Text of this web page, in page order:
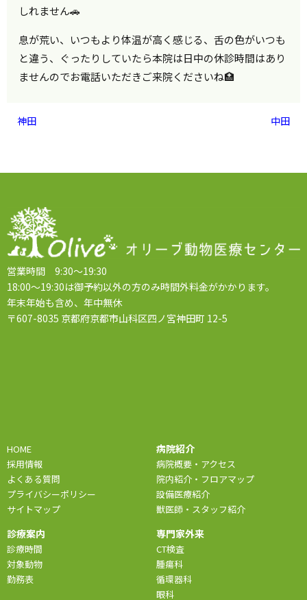
しれません🚗
息が荒い、いつもより体温が高く感じる、舌の色がいつも
と違う、ぐったりしていたら本院は日中の休診時間はあり
ませんのでお電話いただきご来院くださいね🏥
神田 中田
営業時間 9:30～19:30
18:00～19:30は御予約以外の方のみ時間外料金がかかります。
年末年始も含め、年中無休
〒607-8035 京都府京都市山科区四ノ宮神田町 12-5
HOME
採用情報
よくある質問
プライバシーポリシー
サイトマップ
病院紹介
病院概要・アクセス
院内紹介・フロアマップ
設備医療紹介
獣医師・スタッフ紹介
診療案内
診療時間
対象動物
勤務表
専門家外来
CT検査
腫瘍科
循環器科
眼科